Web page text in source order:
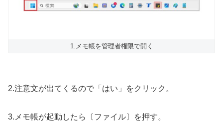
1.メモ帳を管理者権限で開く
2.注意文が出てくるので「はい」をクリック。
3.メモ帳が起動したら〔ファイル〕を押す。